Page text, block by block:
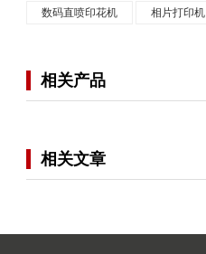
数码直喷印花机 相片打印机
相关产品
相关文章